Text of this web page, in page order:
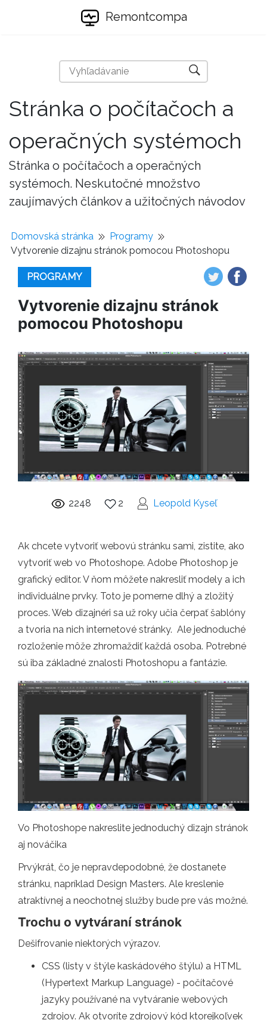
Remontcompa
Stránka o počítačoch a
operačných systémoch
Stránka o počítačoch a operačných
systémoch. Neskutočné množstvo
zaujímavých článkov a užitočných návodov
Domovská stránka
Programy
Vytvorenie dizajnu stránok pomocou Photoshopu
PROGRAMY
Vytvorenie dizajnu stránok
pomocou Photoshopu
2248 2 Leopold Kyseľ
Ak chcete vytvoriť webovú stránku sami, zistite, ako
vytvoriť web vo Photoshope. Adobe Photoshop je
grafický editor. V ňom môžete nakresliť modely a ich
individuálne prvky. Toto je pomerne dlhý a zložitý
proces. Web dizajnéri sa už roky učia čerpať šablóny
a tvoria na nich internetové stránky. Ale jednoduché
rozloženie môže zhromaždiť každá osoba. Potrebné
sú iba základné znalosti Photoshopu a fantázie.
Vo Photoshope nakreslite jednoduchý dizajn stránok
aj nováčika
Prvýkrát, čo je nepravdepodobné, že dostanete
stránku, napríklad Design Masters. Ale kreslenie
atraktívnej a neochotnej služby bude pre vás možné.
Trochu o vytváraní stránok
Dešifrovanie niektorých výrazov.
CSS (listy v štýle kaskádového štýlu) a HTML
(Hypertext Markup Language) - počítačové
jazyky používané na vytváranie webových
zdrojov. Ak otvoríte zdrojový kód ktorejkoľvek